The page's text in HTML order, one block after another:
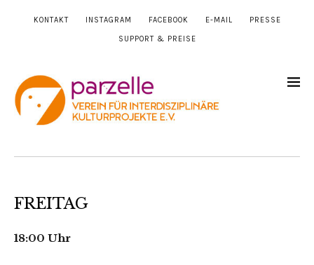
KONTAKT INSTAGRAM FACEBOOK E-MAIL PRESSE
SUPPORT & PREISE
FREITAG
18:00 Uhr